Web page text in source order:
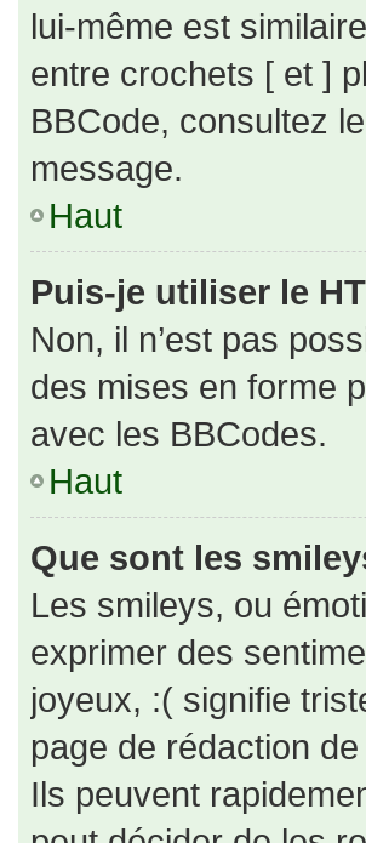
lui-même est
entre crochets [ et ]
BBCode, consultez
message.
Haut
Puis-je utiliser le
Non, il n’est pas
des mises en forme
avec les BBCodes.
Haut
Que sont les
Les smileys, ou
exprimer des
joyeux, :( signifie
page de rédaction
Ils peuvent